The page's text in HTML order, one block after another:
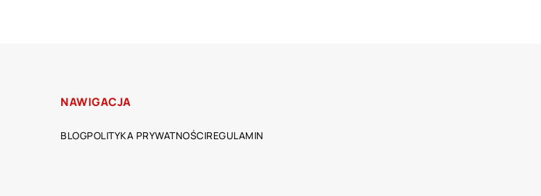
NAWIGACJA
BLOGPOLITYKA PRYWATNOŚCIREGULAMIN